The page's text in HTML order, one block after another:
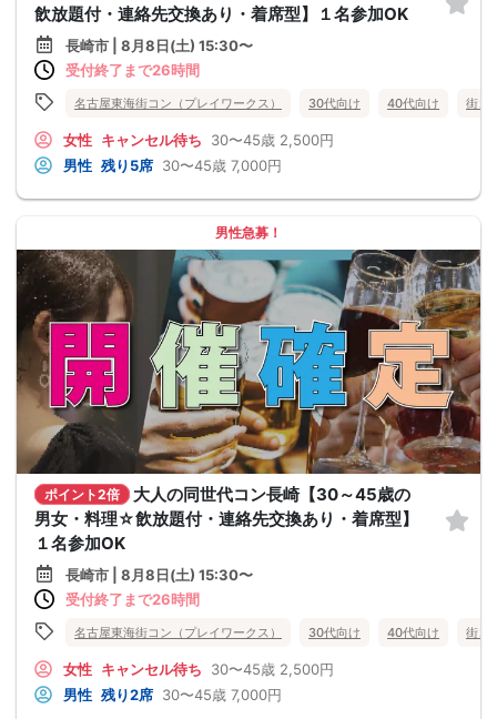
飲放題付・連絡先交換あり・着席型】１名参加OK
長崎市 | 8月8日(土) 15:30〜
受付終了まで26時間
名古屋東海街コン（プレイワークス） 30代向け 40代向け 街コ
女性 キャンセル待ち 30〜45歳 2,500円
男性 残り5席 30〜45歳 7,000円
男性急募！
ポイント2倍
大人の同世代コン長崎【30～45歳の
男女・料理☆飲放題付・連絡先交換あり・着席型】
１名参加OK
長崎市 | 8月8日(土) 15:30〜
受付終了まで26時間
名古屋東海街コン（プレイワークス） 30代向け 40代向け 街コ
女性 キャンセル待ち 30〜45歳 2,500円
男性 残り2席 30〜45歳 7,000円